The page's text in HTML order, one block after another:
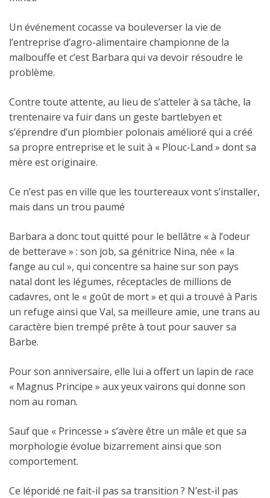
Un événement cocasse va bouleverser la vie de
l’entreprise d’agro-alimentaire championne de la
malbouffe et c’est Barbara qui va devoir résoudre le
problème.
Contre toute attente, au lieu de s’atteler à sa tâche, la
trentenaire va fuir dans un geste bartlebyen et
s’éprendre d’un plombier polonais amélioré qui a créé
sa propre entreprise et le suit à « Plouc-Land » dont sa
mère est originaire.
Ce n’est pas en ville que les tourtereaux vont s’installer,
mais dans un trou paumé
Barbara a donc tout quitté pour le bellâtre « à l’odeur
de betterave » : son job, sa génitrice Nina, née « la
fange au cul », qui concentre sa haine sur son pays
natal dont les légumes, réceptacles de millions de
cadavres, ont le « goût de mort » et qui a trouvé à Paris
un refuge ainsi que Val, sa meilleure amie, une trans au
caractère bien trempé prête à tout pour sauver sa
Barbe.
Pour son anniversaire, elle lui a offert un lapin de race
« Magnus Principe » aux yeux vairons qui donne son
nom au roman.
Sauf que « Princesse » s’avère être un mâle et que sa
morphologie évolue bizarrement ainsi que son
comportement.
Ce léporidé ne fait-il pas sa transition ? N’est-il pas